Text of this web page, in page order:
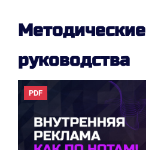
Методические
руководства
PDF